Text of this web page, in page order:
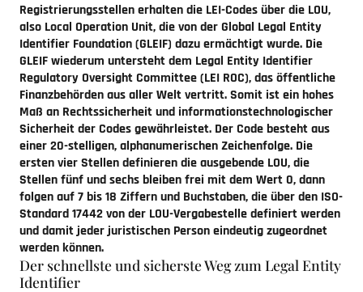
Registrierungsstellen erhalten die LEI-Codes über die LOU,
also Local Operation Unit, die von der Global Legal Entity
Identifier Foundation (GLEIF) dazu ermächtigt wurde. Die
GLEIF wiederum untersteht dem Legal Entity Identifier
Regulatory Oversight Committee (LEI ROC), das öffentliche
Finanzbehörden aus aller Welt vertritt. Somit ist ein hohes
Maß an Rechtssicherheit und informationstechnologischer
Sicherheit der Codes gewährleistet. Der Code besteht aus
einer 20-stelligen, alphanumerischen Zeichenfolge. Die
ersten vier Stellen definieren die ausgebende LOU, die
Stellen fünf und sechs bleiben frei mit dem Wert 0, dann
folgen auf 7 bis 18 Ziffern und Buchstaben, die über den ISO-
Standard 17442 von der LOU-Vergabestelle definiert werden
und damit jeder juristischen Person eindeutig zugeordnet
werden können.
Der schnellste und sicherste Weg zum Legal Entity
Identifier